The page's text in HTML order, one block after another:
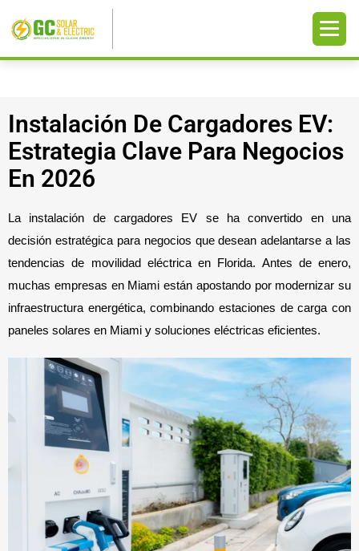
Instalación De Cargadores EV:
Estrategia Clave Para Negocios
En 2026
La instalación de cargadores EV se ha convertido en una
decisión estratégica para negocios que desean adelantarse a las
tendencias de movilidad eléctrica en Florida. Antes de enero,
muchas empresas en Miami están apostando por modernizar su
infraestructura energética, combinando estaciones de carga con
paneles solares en Miami y soluciones eléctricas eficientes.